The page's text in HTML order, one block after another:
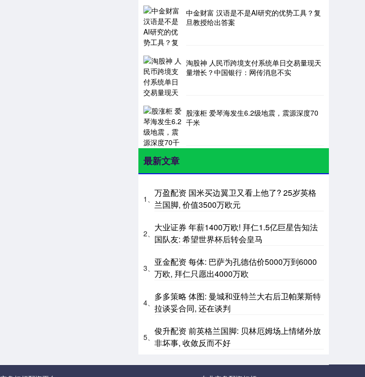
中金财富 汉语是不是AI研究的优势工具？复
旦教授给出答案
淘股神 人民币跨境支付系统单日交易量现天
量增长？中国银行：网传消息不实
股涨柜 爱琴海发生6.2级地震，震源深度70
千米
最新文章
1、
万盈配资 国米买边翼卫又看上他了? 25岁英格
兰国脚, 价值3500万欧元
2、
大业证券 年薪1400万欧! 拜仁1.5亿巨星告知法
国队友: 希望世界杯后转会皇马
3、
亚金配资 每体: 巴萨为孔德估价5000万到6000
万欧, 拜仁只愿出4000万欧
4、
多多策略 体图: 曼城和亚特兰大右后卫帕莱斯特
拉谈妥合同, 还在谈判
5、
俊升配资 前英格兰国脚: 贝林厄姆场上情绪外放
非坏事, 收敛反而不好